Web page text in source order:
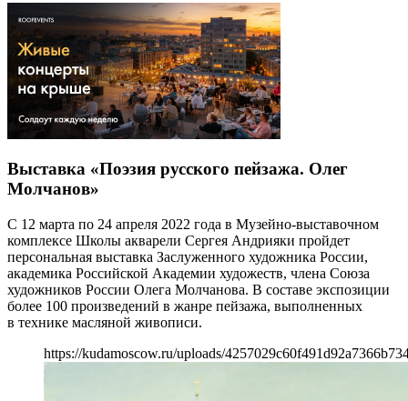
Выставка «Поэзия русского пейзажа. Олег
Молчанов»
С 12 марта по 24 апреля 2022 года в Музейно-выставочном
комплексе Школы акварели Сергея Андрияки пройдет
персональная выставка Заслуженного художника России,
академика Российской Академии художеств, члена Союза
художников России Олега Молчанова. В составе экспозиции
более 100 произведений в жанре пейзажа, выполненных
в технике масляной живописи.
https://kudamoscow.ru/uploads/